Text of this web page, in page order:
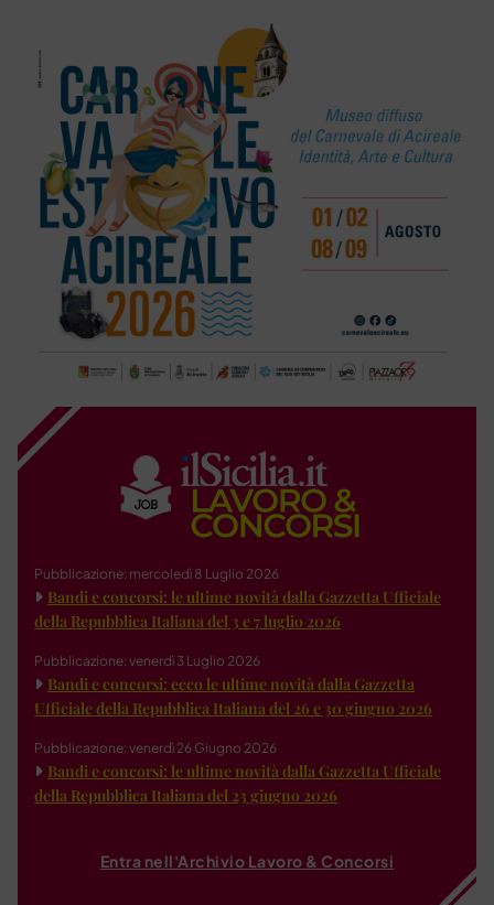
Pubblicazione: mercoledì 8 Luglio 2026
Bandi e concorsi: le ultime novità dalla Gazzetta Ufficiale
della Repubblica Italiana del 3 e 7 luglio 2026
Pubblicazione: venerdì 3 Luglio 2026
Bandi e concorsi: ecco le ultime novità dalla Gazzetta
Ufficiale della Repubblica Italiana del 26 e 30 giugno 2026
Pubblicazione: venerdì 26 Giugno 2026
Bandi e concorsi: le ultime novità dalla Gazzetta Ufficiale
della Repubblica Italiana del 23 giugno 2026
Entra nell'Archivio Lavoro & Concorsi